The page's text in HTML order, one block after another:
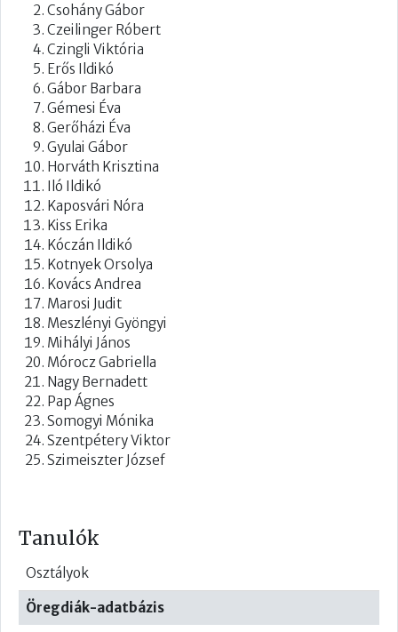
Tanulók
Osztályok
Öregdiák-adatbázis
Csohány Gábor
Czeilinger Róbert
Czingli Viktória
Erős Ildikó
Gábor Barbara
Gémesi Éva
Gerőházi Éva
Gyulai Gábor
Horváth Krisztina
Iló Ildikó
Kaposvári Nóra
Kiss Erika
Kóczán Ildikó
Kotnyek Orsolya
Kovács Andrea
Marosi Judit
Meszlényi Gyöngyi
Mihályi János
Mórocz Gabriella
Nagy Bernadett
Pap Ágnes
Somogyi Mónika
Szentpétery Viktor
Szimeiszter József